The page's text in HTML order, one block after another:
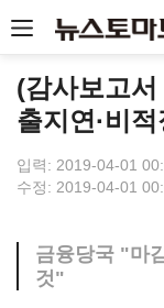
(감사보고
출지연·비
입력: 2019-04-01
수정: 2019-04-01
금융당국 "마
것"